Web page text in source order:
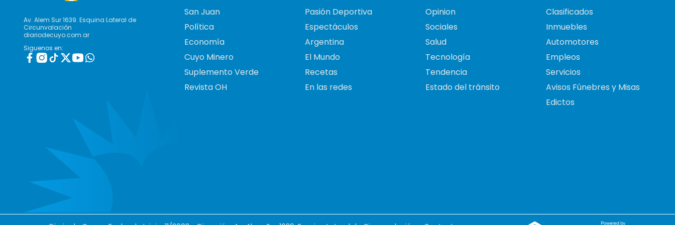
Av. Alem Sur 1639. Esquina Lateral de
Circunvalación
diariodecuyo.com.ar
Siguenos en:
San Juan
Política
Economía
Cuyo Minero
Suplemento Verde
Revista OH
Pasión Deportiva
Espectáculos
Argentina
El Mundo
Recetas
En las redes
Opinion
Sociales
Salud
Tecnología
Tendencia
Estado del tránsito
Clasificados
Inmuebles
Automotores
Empleos
Servicios
Avisos Fúnebres y Misas
Edictos